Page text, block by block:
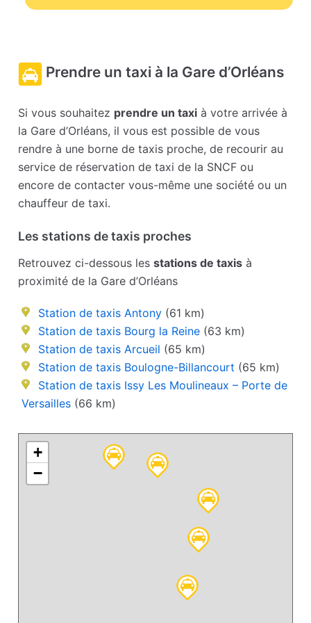
Prendre un taxi à la Gare d’Orléans
Si vous souhaitez prendre un taxi à votre arrivée à
la Gare d’Orléans, il vous est possible de vous
rendre à une borne de taxis proche, de recourir au
service de réservation de taxi de la SNCF ou
encore de contacter vous-même une société ou un
chauffeur de taxi.
Les stations de taxis proches
Retrouvez ci-dessous lesstations de taxis à
proximité de la Gare d’Orléans
Station de taxis Antony (61 km)
Station de taxis Bourg la Reine (63 km)
Station de taxis Arcueil (65 km)
Station de taxis Boulogne-Billancourt (65 km)
Station de taxis Issy Les Moulineaux – Porte de
Versailles (66 km)
+
−